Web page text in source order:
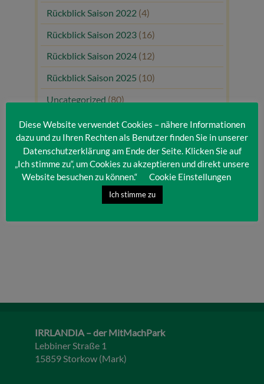
Rückblick Saison 2022 (4)
Rückblick Saison 2023 (16)
Rückblick Saison 2024 (12)
Rückblick Saison 2025 (10)
Uncategorized (80)
Unsere Gäste(1)
IRRLANDIA – der MitMachPark
Lebbiner Straße 1
15859 Storkow (Mark)
Diese Website verwendet Cookies – nähere Informationen
dazu und zu Ihren Rechten als Benutzer finden Sie in unserer
Datenschutzerklärung am Ende der Seite. Klicken Sie auf
„Ich stimme zu“, um Cookies zu akzeptieren und direkt unsere
Website besuchen zu können.“
Cookie Einstellungen
Ich stimme zu